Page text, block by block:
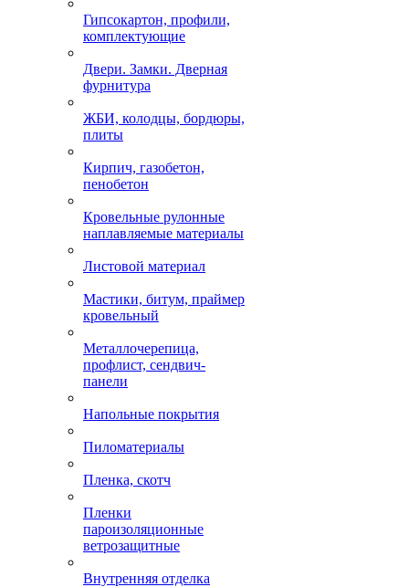
Гипсокартон, профили,
комплектующие
Двери. Замки. Дверная
фурнитура
ЖБИ, колодцы, бордюры,
плиты
Кирпич, газобетон,
пенобетон
Кровельные рулонные
наплавляемые материалы
Листовой материал
Мастики, битум, праймер
кровельный
Металлочерепица,
профлист, сендвич-
панели
Напольные покрытия
Пиломатериалы
Пленка, скотч
Пленки
пароизоляционные
ветрозащитные
Внутренняя отделка